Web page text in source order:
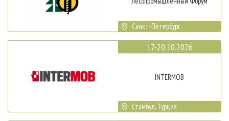
Санкт-Петербург
17-20.10.2026
INTERMOB
Стамбул, Турция